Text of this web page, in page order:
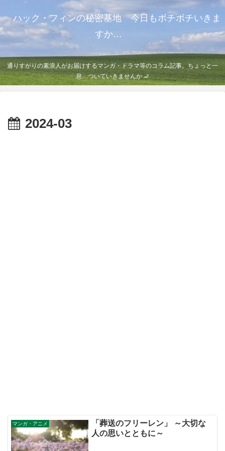
ハック・フィンの秘密基地 今日もボチボチいきま
すか…
通りすがりの素浪人がお届けするマンガ・ドラマ等のコラム記事。ちょっと一
息…ついていきませんか 🚬
2024-03
マンガ・アニメ
「葬送のフリーレン」 ～大切な
人の思いとともに～